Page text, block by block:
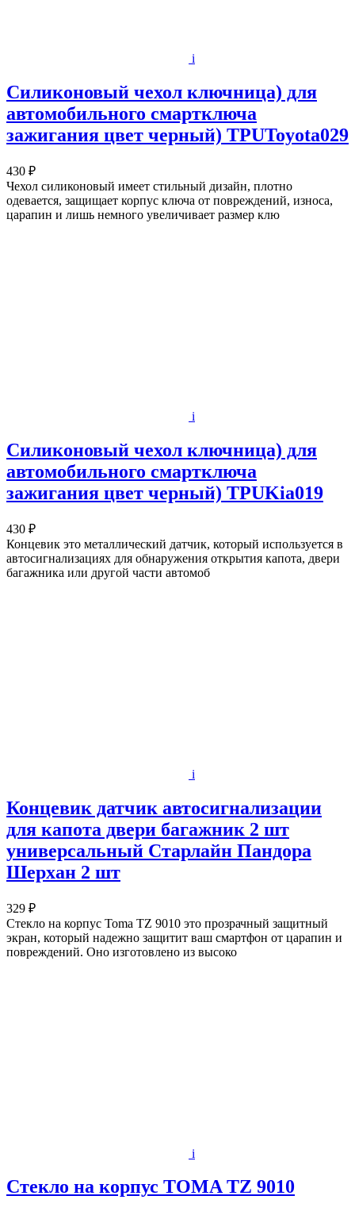
i
Силиконовый чехол ключница) для
автомобильного смартключа
зажигания цвет черный) TPUToyota029
430 ₽
Чехол силиконовый имеет стильный дизайн, плотно
одевается, защищает корпус ключа от повреждений, износа,
царапин и лишь немного увеличивает размер клю
i
Силиконовый чехол ключница) для
автомобильного смартключа
зажигания цвет черный) TPUKia019
430 ₽
Концевик это металлический датчик, который используется в
автосигнализациях для обнаружения открытия капота, двери
багажника или другой части автомоб
i
Концевик датчик автосигнализации
для капота двери багажник 2 шт
универсальный Старлайн Пандора
Шерхан 2 шт
329 ₽
Стекло на корпус Toma TZ 9010 это прозрачный защитный
экран, который надежно защитит ваш смартфон от царапин и
повреждений. Оно изготовлено из высоко
i
Стекло на корпус TOMA TZ 9010